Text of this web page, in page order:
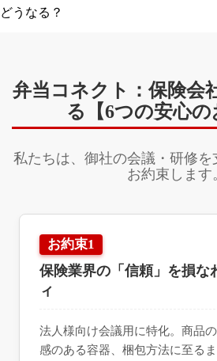
どうなる？
弁当コネクト：保険会
る【6つの安心の
私たちは、御社の会議・研修を
お約束します
お約束1
保険業界の「信頼」を損な
ィ
法人様向け会議用に特化。商品
感のある容器、梱包方法に至る